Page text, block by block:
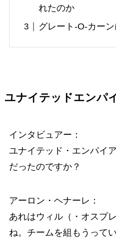
れたのか
グレート-O-カー
ユナイテッドエンパ
インタビュアー：
ユナイテッド・エンパイ
だったのですか？
アーロン・ヘナーレ：
あれはウィル（・オスプ
ね。チームを組もうって